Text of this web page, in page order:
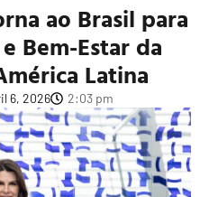
ao Brasil para
Bem-Estar da
Latina
6, 2026 2:03 pm